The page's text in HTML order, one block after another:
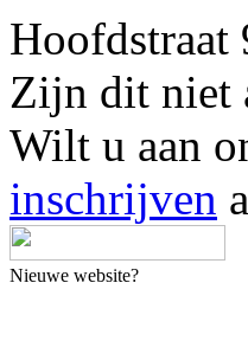
Zijn dit niet
Wilt u aan
inschrijven
Nieuwe website?